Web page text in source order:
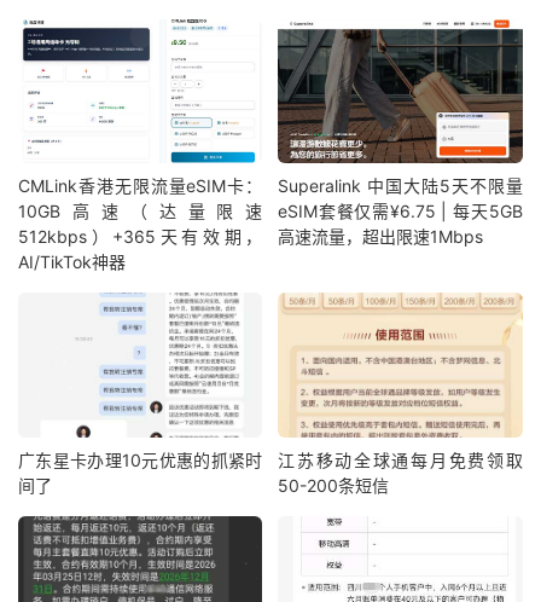
CMLink香港无限流量eSIM卡：
10GB高速（达量限速
512kbps）+365天有效期，
AI/TikTok神器
Superalink 中国大陆5天不限量
eSIM套餐仅需¥6.75 | 每天5GB
高速流量，超出限速1Mbps
广东星卡办理10元优惠的抓紧时
间了
江苏移动全球通每月免费领取
50-200条短信